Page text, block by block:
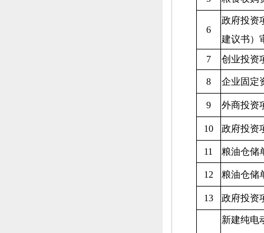
6
政府投资
建议书）
7
创业投资
8 企业固定
9 外商投资
10 政府投资
11 粮油仓储
12 粮油仓储
13 政府投资
新建纯电